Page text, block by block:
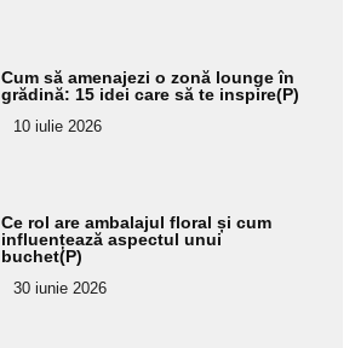
Cum să amenajezi o zonă lounge în
grădină: 15 idei care să te inspire(P)
10 iulie 2026
Ce rol are ambalajul floral și cum
influențează aspectul unui
buchet(P)
30 iunie 2026